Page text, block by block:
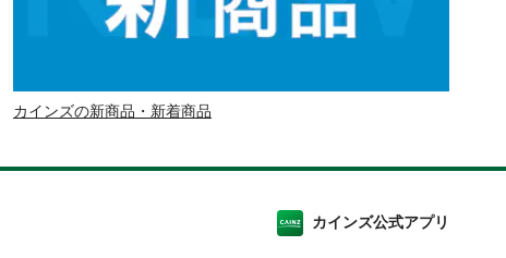
カインズの新商品・新着商品
カインズ公式アプリ